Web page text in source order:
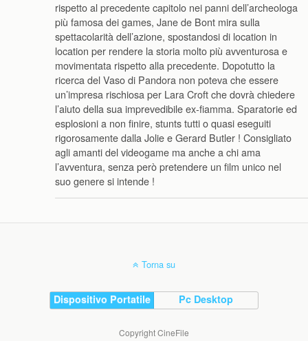
rispetto al precedente capitolo nei panni dell’archeologa
più famosa dei games, Jane de Bont mira sulla
spettacolarità dell’azione, spostandosi di location in
location per rendere la storia molto più avventurosa e
movimentata rispetto alla precedente. Dopotutto la
ricerca del Vaso di Pandora non poteva che essere
un’impresa rischiosa per Lara Croft che dovrà chiedere
l’aiuto della sua imprevedibile ex-fiamma. Sparatorie ed
esplosioni a non finire, stunts tutti o quasi eseguiti
rigorosamente dalla Jolie e Gerard Butler ! Consigliato
agli amanti del videogame ma anche a chi ama
l’avventura, senza però pretendere un film unico nel
suo genere si intende !
Torna su
Dispositivo Portatile Pc Desktop
Copyright CineFile